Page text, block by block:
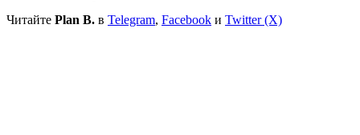
Читайте Plan B. в Telegram, Facebook и Twitter (X)